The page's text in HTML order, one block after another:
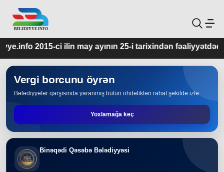
may ayının 25-i tarixindən fəaliyyətdədir.
Vergi borcunu öyrən
Bələdiyyələr qarşısında yaranmış bütün öhdəlikləri rahat şəkildə izlə
Yoxlamağa keç
Binəqədi Qəsəbə Bələdiyyəsi